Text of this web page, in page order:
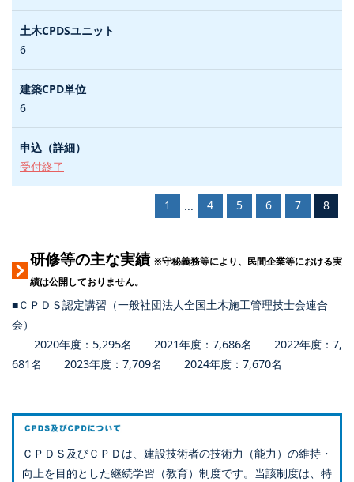
6
6
受付終了
1 ... 4 5 6 7 8
研修等の主な実績 ※守秘義務等により、民間企業等における実
績は公開しておりません。
■ＣＰＤＳ認定講習（一般社団法人全国土木施工管理技士会連合
会）
2020年度：5,295名 2021年度：7,686名 2022年度：7,
681名 2023年度：7,709名 2024年度：7,670名
ＣＰＤＳ及びＣＰＤは、建設技術者の技術力（能力）の維持・
向上を目的とした継続学習（教育）制度です。当該制度は、特